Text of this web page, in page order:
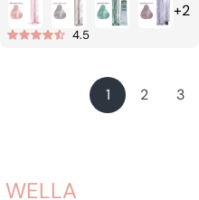
habituel
+2
4.5
1 2 3
WELLA